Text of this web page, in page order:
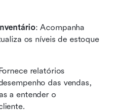
: Acompanha
os níveis de estoque
relatórios
das vendas,
a entender o